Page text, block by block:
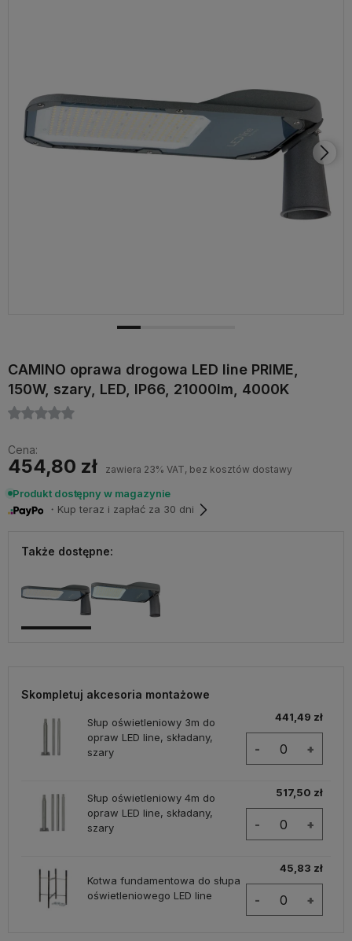
CAMINO oprawa drogowa LED line PRIME,
150W, szary, LED, IP66, 21000lm, 4000K
Cena:
454,80 zł zawiera 23% VAT, bez kosztów dostawy
Produkt dostępny w magazynie
・Kup teraz i zapłać za 30 dni
Także dostępne:
Skompletuj akcesoria montażowe
Słup oświetleniowy 3m do
opraw LED line, składany,
szary
441,49 zł
- +
Słup oświetleniowy 4m do
opraw LED line, składany,
szary
517,50 zł
- +
Kotwa fundamentowa do słupa
oświetleniowego LED line
45,83 zł
- +